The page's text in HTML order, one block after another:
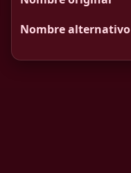
Nombre alternativo